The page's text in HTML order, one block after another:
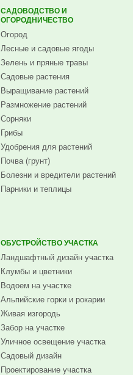
САДОВОДСТВО И
ОГОРОДНИЧЕСТВО
Огород
Лесные и садовые ягоды
Зелень и пряные травы
Садовые растения
Выращивание растений
Размножение растений
Сорняки
Грибы
Удобрения для растений
Почва (грунт)
Болезни и вредители растений
Парники и теплицы
ОБУСТРОЙСТВО УЧАСТКА
Ландшафтный дизайн участка
Клумбы и цветники
Водоем на участке
Альпийские горки и рокарии
Живая изгородь
Забор на участке
Уличное освещение участка
Садовый дизайн
Проектирование участка